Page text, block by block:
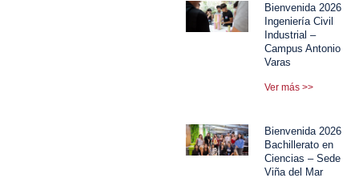
Bienvenida 2026
Ingeniería Civil
Industrial –
Campus Antonio
Varas
Ver más >>
Bienvenida 2026
Bachillerato en
Ciencias – Sede
Viña del Mar